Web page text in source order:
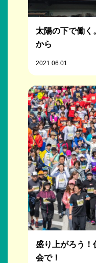
太陽の下で働く
から
2021.06.01
盛り上がろう！
会で！